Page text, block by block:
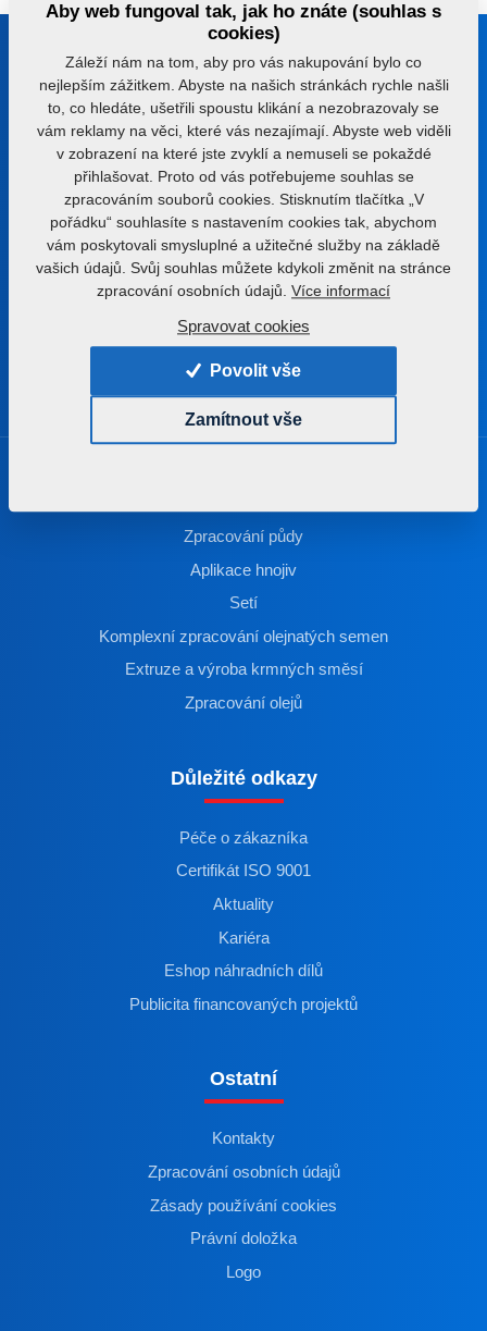
Buďte s námi v kontaktu
Poradíme vám s výběrem správného stroje nebo
technologie
+420 491 450 111
farmet@farmet.cz
Jiřinková 276
552 03 Česká Skalice
Zpracování půdy
Aplikace hnojiv
Setí
Komplexní zpracování olejnatých semen
Extruze a výroba krmných směsí
Zpracování olejů
Důležité odkazy
Péče o zákazníka
Certifikát ISO 9001
Aktuality
Kariéra
Eshop náhradních dílů
Publicita financovaných projektů
Ostatní
Kontakty
Zpracování osobních údajů
Zásady používání cookies
Právní doložka
Logo
Aby web fungoval tak, jak ho znáte (souhlas s
cookies)
Záleží nám na tom, aby pro vás nakupování bylo co
nejlepším zážitkem. Abyste na našich stránkách rychle našli
to, co hledáte, ušetřili spoustu klikání a nezobrazovaly se
vám reklamy na věci, které vás nezajímají. Abyste web viděli
v zobrazení na které jste zvyklí a nemuseli se pokaždé
přihlašovat. Proto od vás potřebujeme souhlas se
zpracováním souborů cookies. Stisknutím tlačítka „V
pořádku“ souhlasíte s nastavením cookies tak, abychom
vám poskytovali smysluplné a užitečné služby na základě
vašich údajů. Svůj souhlas můžete kdykoli změnit na stránce
zpracování osobních údajů. Více informací
Spravovat cookies
Povolit vše
Zamítnout vše